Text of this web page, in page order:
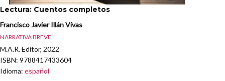
Lectura: Cuentos completos
Francisco Javier Illán Vivas
NARRATIVA BREVE
M.A.R. Editor, 2022
ISBN: 9788417433604
Idioma: español